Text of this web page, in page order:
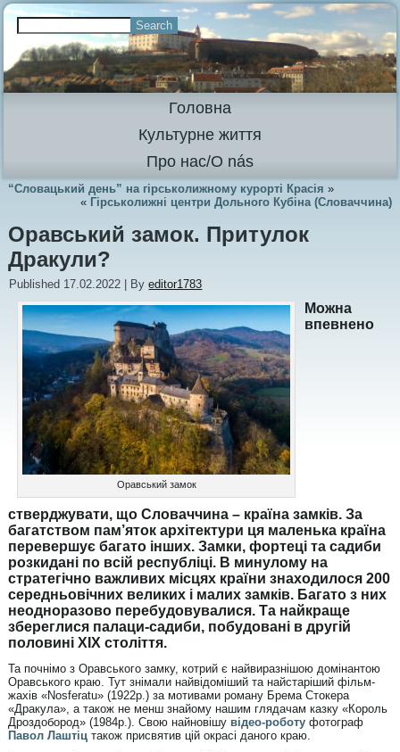
Головна
Культурне життя
Про нас/O nás
“Словацький день” на гірськолижному курорті Красія »
« Гірськолижні центри Дольного Кубіна (Словаччина)
Оравський замок. Притулок
Дракули?
Published 17.02.2022 By editor1783
Оравський замок
Можна
впевнено
стверджувати, що Словаччина – країна замків. За
багатством пам’яток архітектури ця маленька країна
перевершує багато інших. Замки, фортеці та садиби
розкидані по всій республіці. В минулому на
стратегічно важливих місцях країни знаходилося 200
середньовічних великих і малих замків. Багато з них
неодноразово перебудовувалися. Та найкраще
збереглися палаци-садиби, побудовані в другій
половині XIX століття.
Та почнімо з Оравського замку, котрий є найвиразнішою домінантою
Оравського краю. Тут знімали найвідоміший та найстаріший фільм-
жахів «Nosferatu» (1922р.) за мотивами роману Брема Стокера
«Дракула», а також не менш знайому нашим глядачам казку «Король
Дроздобород» (1984р.). Свою найновішу відео-роботу фотограф
Павол Лаштіц також присвятив цій окрасі даного краю.